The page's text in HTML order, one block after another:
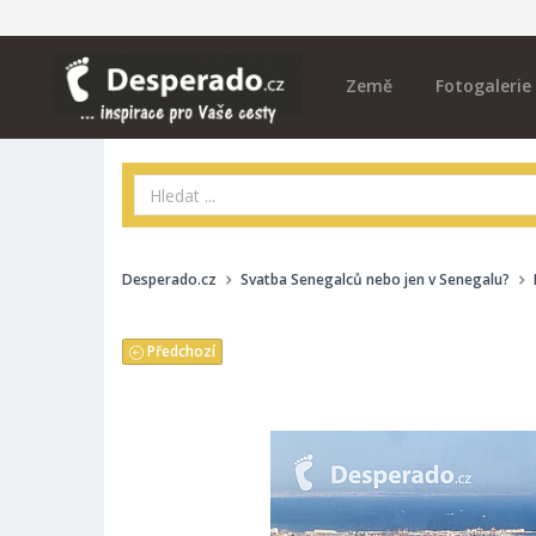
Země Fotogalerie
Desperado.cz Svatba Senegalců nebo jen v Senegalu?
Předchozí